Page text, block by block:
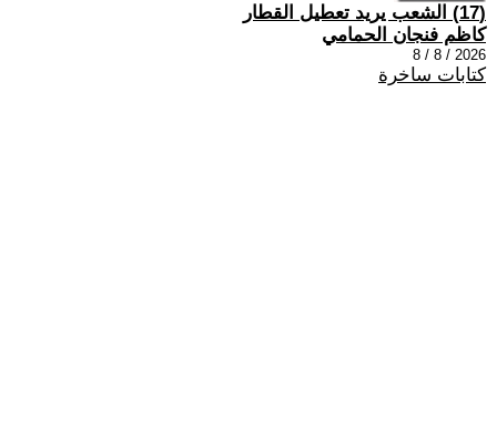
(17) الشعب يريد تعطيل القطار
كاظم فنجان الحمامي
2026 / 8 / 8
كتابات ساخرة